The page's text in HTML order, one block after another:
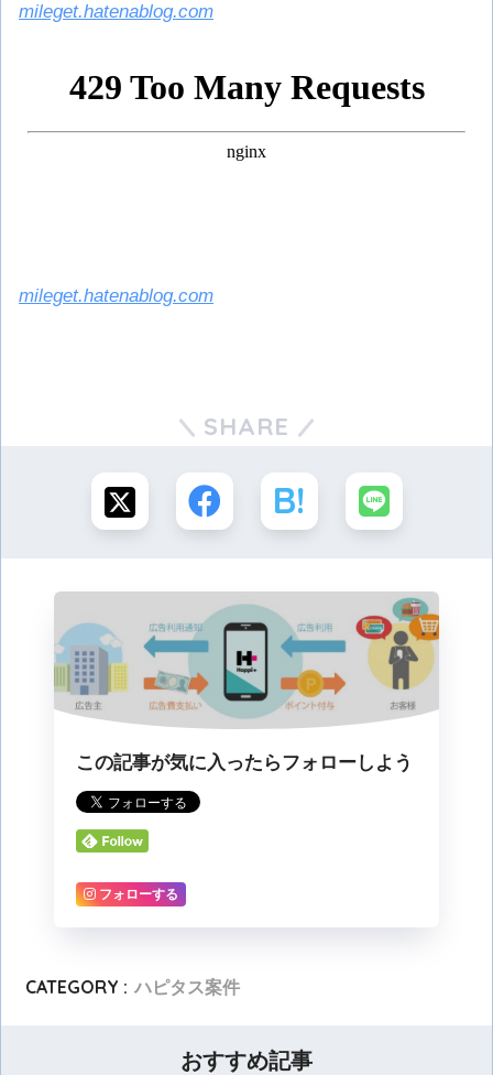
mileget.hatenablog.com
mileget.hatenablog.com
SHARE
この記事が気に入ったらフォローしよう
フォローする
CATEGORY : ハピタス案件
おすすめ記事